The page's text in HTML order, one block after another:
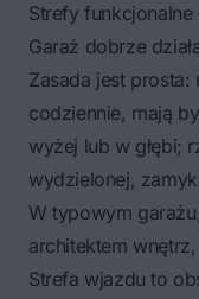
Strefy
Garaż dobrze
Zasada jest
codziennie, mają
wyżej lub w głębi;
wydzielonej,
W typowym
architektem
Strefa wjazdu to